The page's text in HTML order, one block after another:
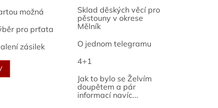
možná
pro prťata
zásilek
Sklad děských věcí pro
pěstouny v okrese
Mělník
O jednom telegramu
4+1
Jak to bylo se Želvím
doupětem a pár
informací navíc...